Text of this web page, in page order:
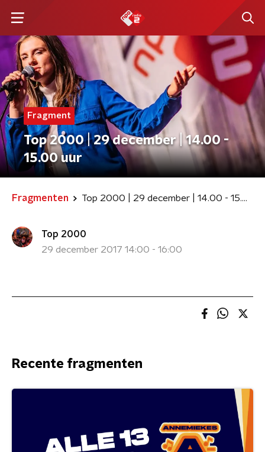
Fragment
Top 2000 | 29 december | 14.00 -
15.00 uur
Fragmenten Top 2000 | 29 december | 14.00 - 15.00 uur
Top 2000
29 december 2017 14:00 - 16:00
Recente fragmenten